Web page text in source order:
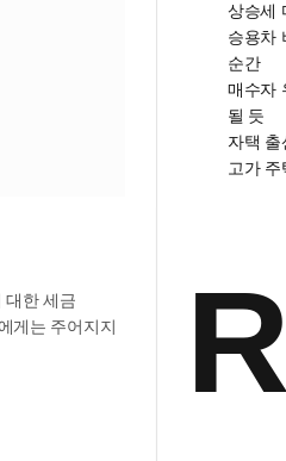
대한 세금
게는 주어지지
상승세
승용차
순간
매수자
될 듯
자택
고가